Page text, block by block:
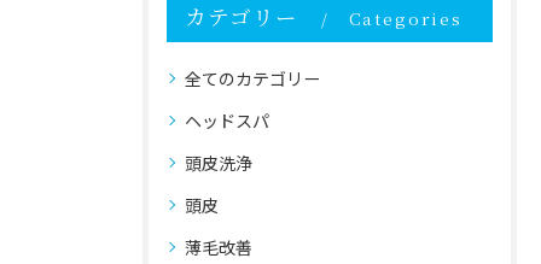
カテゴリー Categories
全てのカテゴリー
ヘッドスパ
頭皮洗浄
頭皮
薄毛改善